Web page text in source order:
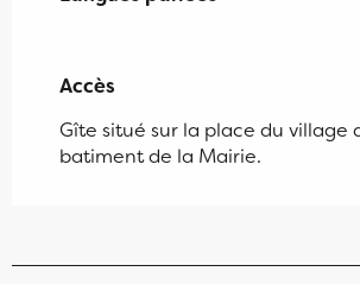
Accès
Accès
Gîte situé sur la place du village
batiment de la Mairie.